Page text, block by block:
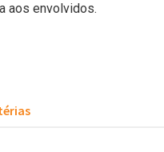
aos envolvidos.